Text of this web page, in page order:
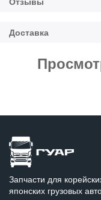
Запчасти для
японских грузовых